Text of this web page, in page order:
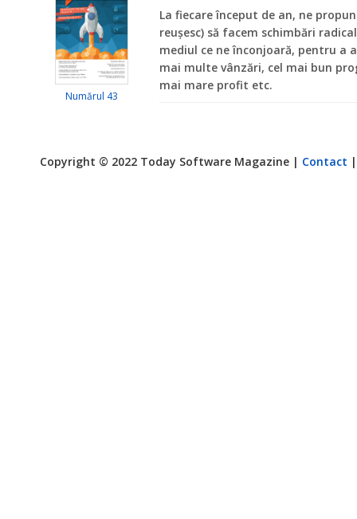
Numărul 43
La fiecare început de an, ne
reușesc) să facem schimbări
mediul ce ne înconjoară, pentru a
mai multe vânzări, cel mai bun
mai mare profit etc.
Copyright © 2022 Today Software Magazine | Contact